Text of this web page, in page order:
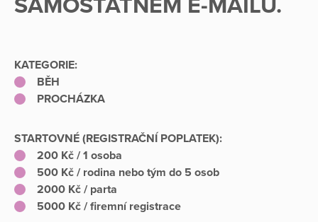
SAMOSTATNÉM E-MAILU.
KATEGORIE:
BĚH
PROCHÁZKA
STARTOVNÉ (REGISTRAČNÍ POPLATEK):
200 Kč / 1 osoba
500 Kč / rodina nebo tým do 5 osob
2000 Kč / parta
5000 Kč / firemní registrace